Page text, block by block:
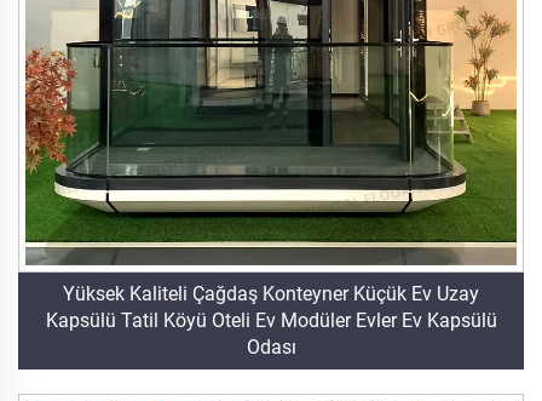
Yüksek Kaliteli Çağdaş Konteyner Küçük Ev Uzay
Kapsülü Tatil Köyü Oteli Ev Modüler Evler Ev Kapsülü
Odası